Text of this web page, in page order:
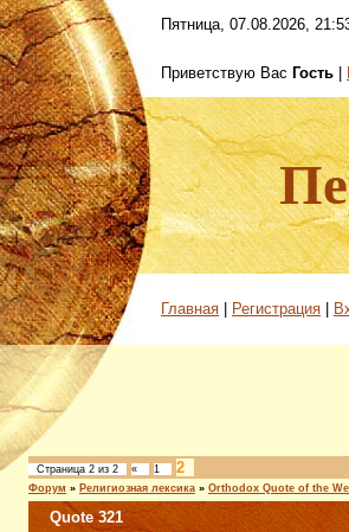
Пятница, 07.08.2026,
Приветствую Вас Гость
Главная Регистрация
Страница 2 из 2 « 1 2
Форум » Религиозная лексика » Orthodox Quote of the
Quote 321